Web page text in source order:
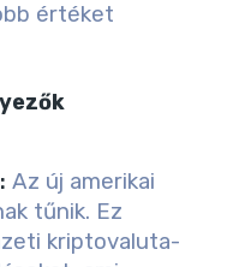
értéket
: Az új amerikai
tűnik. Ez
kriptovaluta-